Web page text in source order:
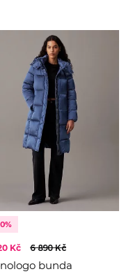
Kč 6 890 Kč
bunda